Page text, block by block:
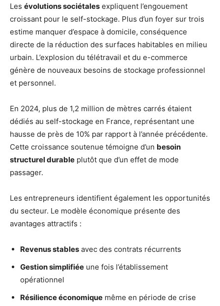
Les évolutions sociétales expliquent l’engouement
croissant pour le self-stockage. Plus d’un foyer sur trois
estime manquer d’espace à domicile, conséquence
directe de la réduction des surfaces habitables en milieu
urbain. L’explosion du télétravail et du e-commerce
génère de nouveaux besoins de stockage professionnel
et personnel.
En 2024, plus de 1,2 million de mètres carrés étaient
dédiés au self-stockage en France, représentant une
hausse de près de 10% par rapport à l’année précédente.
Cette croissance soutenue témoigne d’un besoin
structurel durable plutôt que d’un effet de mode
passager.
Les entrepreneurs identifient également les opportunités
du secteur. Le modèle économique présente des
avantages attractifs :
Revenus stables avec des contrats récurrents
Gestion simplifiée une fois l’établissement
opérationnel
Résilience économique même en période de crise